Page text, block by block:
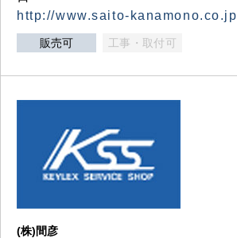
http://www.saito-kanamono.co.jp
販売可 工事・取付可
(株)間彦